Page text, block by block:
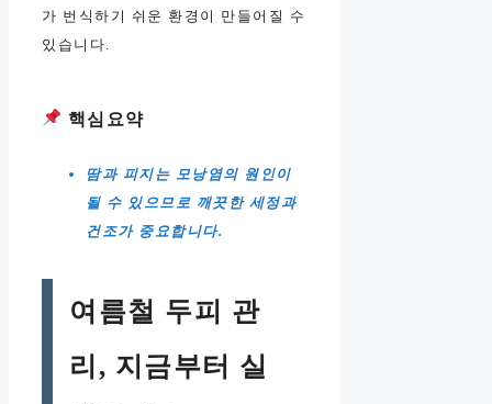
가 번식하기 쉬운 환경이 만들어질 수
있습니다.
핵심요약
땀과 피지는 모낭염의 원인이
될 수 있으므로 깨끗한 세정과
건조가 중요합니다.
여름철 두피 관
리, 지금부터 실